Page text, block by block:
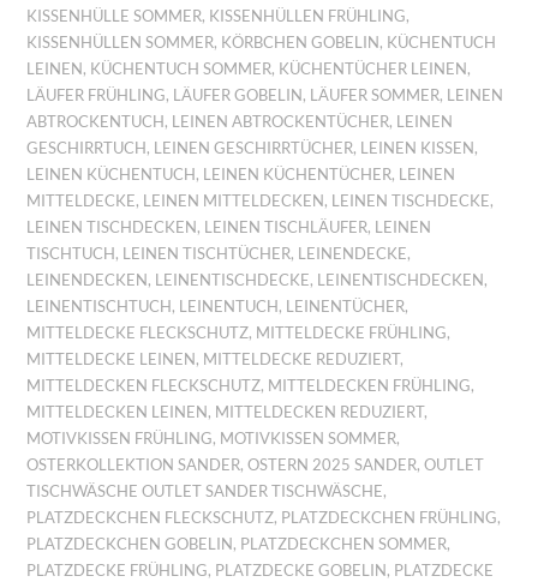
KISSENHÜLLE SOMMER, KISSENHÜLLEN FRÜHLING,
KISSENHÜLLEN SOMMER, KÖRBCHEN GOBELIN , KÜCHENTUCH
LEINEN , KÜCHENTUCH SOMMER, KÜCHENTÜCHER LEINEN ,
LÄUFER FRÜHLING, LÄUFER GOBELIN , LÄUFER SOMMER,
LEINEN
ABTROCKENTUCH , LEINEN ABTROCKENTÜCHER,
LEINEN
GESCHIRRTUCH , LEINEN GESCHIRRTÜCHER, LEINEN KISSEN ,
LEINEN KÜCHENTUCH , LEINEN KÜCHENTÜCHER,
LEINEN
MITTELDECKE, LEINEN MITTELDECKEN , LEINEN TISCHDECKE,
LEINEN TISCHDECKEN , LEINEN TISCHLÄUFER,
LEINEN
TISCHTUCH , LEINEN TISCHTÜCHER, LEINENDECKE,
LEINENDECKEN , LEINENTISCHDECKE, LEINENTISCHDECKEN ,
LEINENTISCHTUCH , LEINENTUCH , LEINENTÜCHER,
MITTELDECKE FLECKSCHUTZ, MITTELDECKE FRÜHLING,
MITTELDECKE LEINEN , MITTELDECKE REDUZIERT,
MITTELDECKEN FLECKSCHUTZ, MITTELDECKEN FRÜHLING,
MITTELDECKEN LEINEN , MITTELDECKEN REDUZIERT,
MOTIVKISSEN FRÜHLING, MOTIVKISSEN SOMMER,
OSTERKOLLEKTION SANDER,OSTERN 2025 SANDER,OUTLET
TISCHWÄSCHE OUTLET SANDER TISCHWÄSCHE,
PLATZDECKCHEN FLECKSCHUTZ, PLATZDECKCHEN FRÜHLING,
PLATZDECKCHEN GOBELIN , PLATZDECKCHEN SOMMER,
PLATZDECKE FRÜHLING, PLATZDECKE GOBELIN , PLATZDECKE